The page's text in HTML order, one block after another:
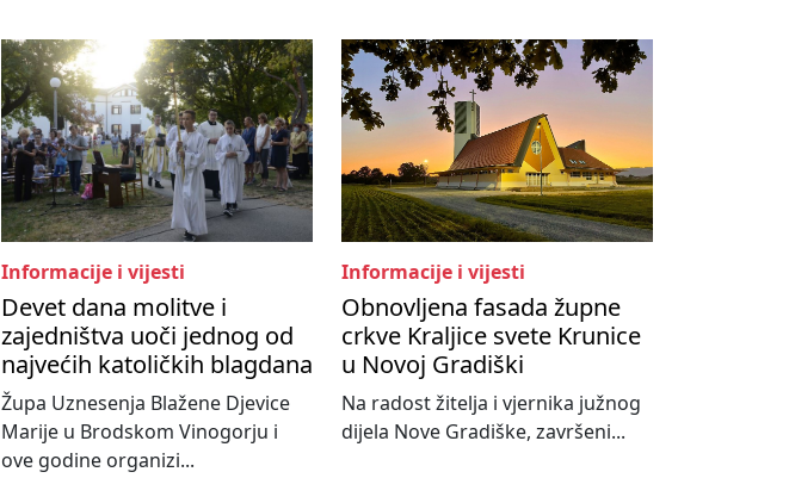
Informacije i vijesti
Devet dana molitve i
zajedništva uoči jednog od
najvećih katoličkih blagdana
Župa Uznesenja Blažene Djevice
Marije u Brodskom Vinogorju i
ove godine organizi...
Informacije i vijesti
Obnovljena fasada župne
crkve Kraljice svete Krunice
u Novoj Gradiški
Na radost žitelja i vjernika južnog
dijela Nove Gradiške, završeni...